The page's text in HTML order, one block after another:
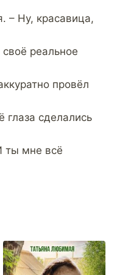
– Ну, красавица,
реальное
провёл
глаза сделались
ты мне всё